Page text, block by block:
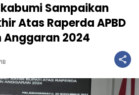
Sampaikan
Atas Raperda APBD
Anggaran 2024